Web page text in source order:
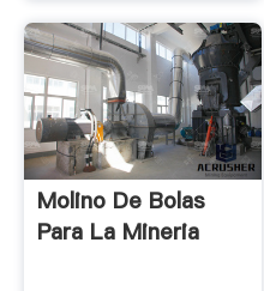
Molino De Bolas
Para La Mineria